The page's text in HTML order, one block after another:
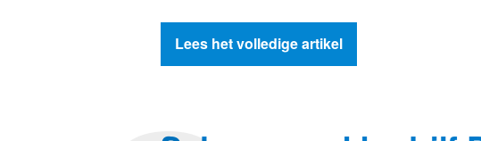
Lees het volledige artikel